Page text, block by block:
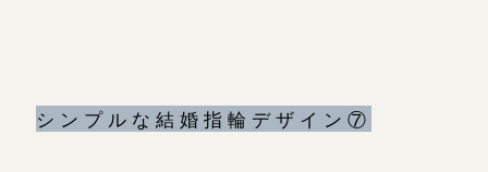
シンプルな結婚指輪デザイン⑦